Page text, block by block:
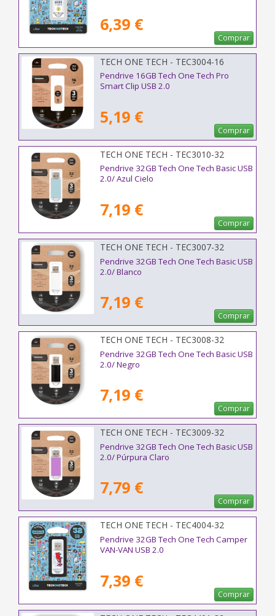
6,39 €
Comprar
TECH ONE TECH - TEC3004-16
Pendrive 16GB Tech One Tech Pro
Smart Clip USB 2.0
5,19 €
Comprar
TECH ONE TECH - TEC3010-32
Pendrive 32GB Tech One Tech Basic USB
2.0/ Azul Cielo
7,19 €
Comprar
TECH ONE TECH - TEC3007-32
Pendrive 32GB Tech One Tech Basic USB
2.0/ Blanco
7,19 €
Comprar
TECH ONE TECH - TEC3008-32
Pendrive 32GB Tech One Tech Basic USB
2.0/ Negro
7,19 €
Comprar
TECH ONE TECH - TEC3009-32
Pendrive 32GB Tech One Tech Basic USB
2.0/ Púrpura Claro
7,79 €
Comprar
TECH ONE TECH - TEC4004-32
Pendrive 32GB Tech One Tech Camper
VAN-VAN USB 2.0
7,39 €
Comprar